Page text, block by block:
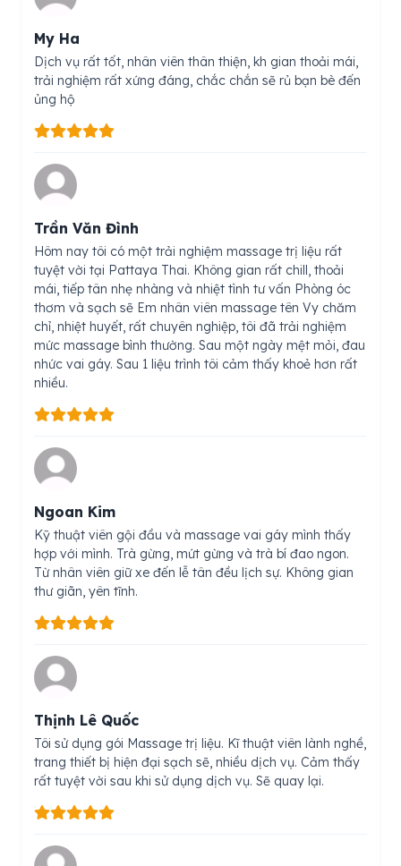
My Ha
Dịch vụ rất tốt, nhân viên thân thiện, kh gian thoải mái,
trải nghiệm rất xứng đáng, chắc chắn sẽ rủ bạn bè đến
ủng hộ
Trần Văn Đình
Hôm nay tôi có một trải nghiệm massage trị liệu rất
tuyệt vời tại Pattaya Thai. Không gian rất chill, thoải
mái, tiếp tân nhẹ nhàng và nhiệt tình tư vấn Phòng óc
thơm và sạch sẽ Em nhân viên massage tên Vy chăm
chỉ, nhiệt huyết, rất chuyên nghiệp, tôi đã trải nghiệm
mức massage bình thường. Sau một ngày mệt mỏi, đau
nhức vai gáy. Sau 1 liệu trình tôi cảm thấy khoẻ hơn rất
nhiều.
Ngoan Kim
Kỹ thuật viên gội đầu và massage vai gáy mình thấy
hợp với mình. Trà gừng, mứt gừng và trà bí đao ngon.
Từ nhân viên giữ xe đến lễ tân đều lịch sự. Không gian
thư giãn, yên tĩnh.
Thịnh Lê Quốc
Tôi sử dụng gói Massage trị liệu. Kĩ thuật viên lành nghề,
trang thiết bị hiện đại sạch sẽ, nhiều dịch vụ. Cảm thấy
rất tuyệt vời sau khi sử dụng dịch vụ. Sẽ quay lại.